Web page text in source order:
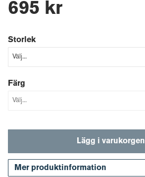
695 kr
Storlek
Färg
Lägg i varukorgen
Mer produktinformation